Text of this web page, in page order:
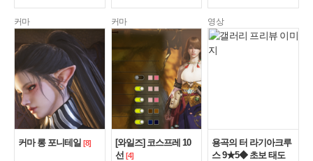
커마
커마 롱 포니테일 [8]
커마
[와일즈] 코스프레 10
선 [4]
영상
용곡의 터 라기아크루
스 9★5◆ 초보 태도